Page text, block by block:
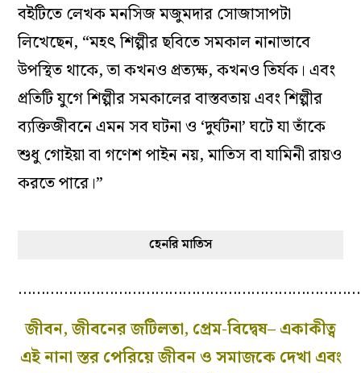
বইটিতে লেখক মনসিজ মজুমদার সোজাসাপটা
লিখেছেন, “মহৎ শিল্পীর ছবিতে সমকাল নানাভাবে
উপস্থিত থাকে, তা কখনও প্রত‌্যক্ষ, কখনও তির্যক। এবং
প্রতিটি যুগে শিল্পীর সমকালের বাস্তবতায় এবং শিল্পীর
ব‌্যক্তিজীবনে এমন সব ঘটনা ও ‘দুর্ঘটনা’ ঘটে যা তাঁকে
শুধু গোইয়া বা গণেশ পাইন নয়, মাতিস বা যামিনী রায়ও
করতে পারে।”
হেনরি মাতিস
জীবন, জীবনের জটিলতা, প্রেম-বিদ্বেষ– একাকীত্ব
এই নানা স্তর পেরিয়ে জীবন ও সমাজকে দেখা এবং